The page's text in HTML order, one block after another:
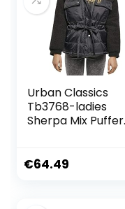
Urban Classics
Tb3768-ladies
Sherpa Mix Puffer
€64.49